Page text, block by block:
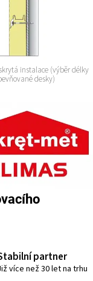
instalace (výběr délky
desky)
partner
více než 30 let na trhu